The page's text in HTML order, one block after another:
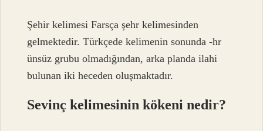
Şehir kelimesi Farsça şehr kelimesinden
gelmektedir. Türkçede kelimenin sonunda -hr
ünsüz grubu olmadığından, arka planda ilahi
bulunan iki heceden oluşmaktadır.
Sevinç kelimesinin kökeni nedir?